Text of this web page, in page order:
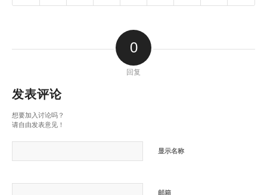
0
回复
发表评论
想要加入讨论吗？
请自由发表意见！
显示名称
邮箱